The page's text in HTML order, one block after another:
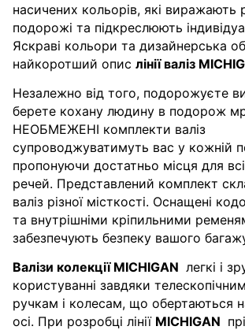
насичених кольорів, які виражають
подорожі та підкреслюють
Яскраві кольори та дизайнерська
найкоротший опис лінії валіз
Незалежно від того, подорожуєте
берете кохану людину в подорож
НЕОБМЕЖЕНІ комплекти валіз
супроводжуватимуть вас у кожній
пропонуючи достатньо місця для
речей. Представлений комплект
валіз різної місткості. Оснащені
та внутрішніми кріпильними
забезпечують безпеку вашого
Валізи колекції MICHIGAN легкі і
користуванні завдяки
ручкам і колесам, що обертаються
осі. При розробці лінії MICHIGAN